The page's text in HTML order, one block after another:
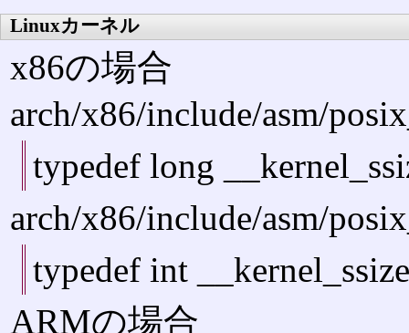
Linuxカーネル
x86の場合
arch/x86/include/asm/
typedef long
arch/x86/include/asm/
typedef int
ARMの場合